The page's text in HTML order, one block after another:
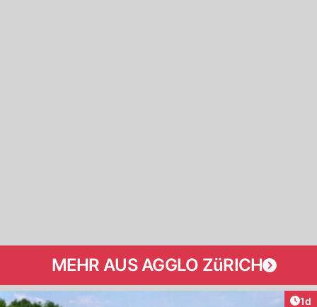
MEHR AUS AGGLO ZüRICH
1d